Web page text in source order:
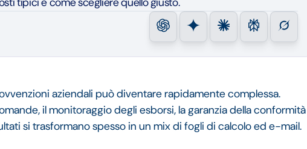
aziendali può diventare rapidamente complessa.
il monitoraggio degli esborsi, la garanzia della conformità
si trasformano spesso in un mix di fogli di calcolo ed e-mail.